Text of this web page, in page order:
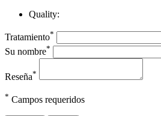
Quality:
Tratamiento*
Su nombre*
Reseña*
* Campos requeridos